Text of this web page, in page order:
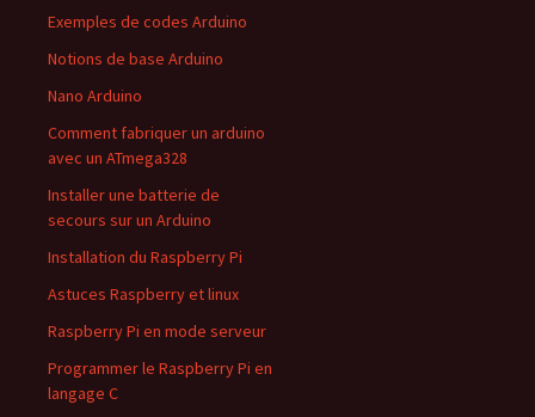
Exemples de codes Arduino
Notions de base Arduino
Nano Arduino
Comment fabriquer un arduino
avec un ATmega328
Installer une batterie de
secours sur un Arduino
Installation du Raspberry Pi
Astuces Raspberry et linux
Raspberry Pi en mode serveur
Programmer le Raspberry Pi en
langage C